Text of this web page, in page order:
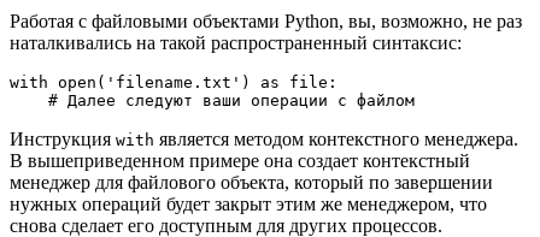
Работая с файловыми объектами Python, вы, возможно, не раз
наталкивались на такой распространенный синтаксис:
with open('filename.txt') as file:
    # Далее следуют ваши операции с файлом
Инструкция with является методом контекстного менеджера.
В вышеприведенном примере она создает контекстный
менеджер для файлового объекта, который по завершении
нужных операций будет закрыт этим же менеджером, что
снова сделает его доступным для других процессов.